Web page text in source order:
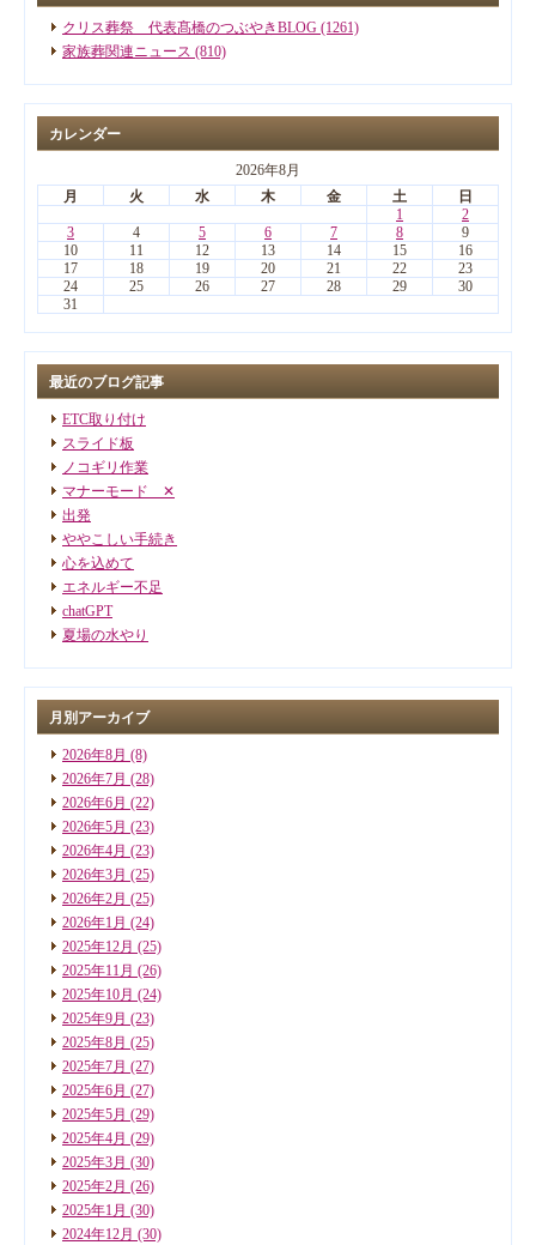
クリス葬祭 代表髙橋のつぶやきBLOG (1261)
家族葬関連ニュース (810)
カレンダー
2026年8月
月
火 水 木 金 土
日
1
2
3
4 5 6 7 8
9
10
11 12 13 14 15
16
17
18 19 20 21 22
23
24
25 26 27 28 29
30
31
最近のブログ記事
ETC取り付け
スライド板
ノコギリ作業
マナーモード ✕
出発
ややこしい手続き
心を込めて
エネルギー不足
chatGPT
夏場の水やり
月別アーカイブ
2026年8月 (8)
2026年7月 (28)
2026年6月 (22)
2026年5月 (23)
2026年4月 (23)
2026年3月 (25)
2026年2月 (25)
2026年1月 (24)
2025年12月 (25)
2025年11月 (26)
2025年10月 (24)
2025年9月 (23)
2025年8月 (25)
2025年7月 (27)
2025年6月 (27)
2025年5月 (29)
2025年4月 (29)
2025年3月 (30)
2025年2月 (26)
2025年1月 (30)
2024年12月 (30)